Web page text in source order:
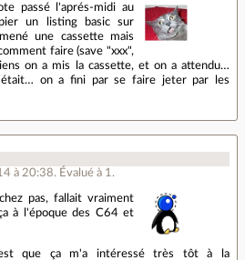
passé l'aprés-midi au
un listing basic sur
une cassette mais
faire (save "xxx",
on a mis la cassette, et on a attendu…
on a fini par se faire jeter par les
à 20:38. Évalué à 1 .
pas, fallait vraiment
à l'époque des C64 et
que ça m'a intéressé très tôt à la